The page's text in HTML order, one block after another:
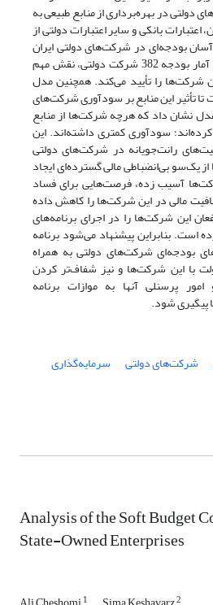
دولتی در بهره‌برداری از منابع طبیعی به
اعتبارات بانکی و سایر اعتبارات دولتی از
بودجه‌ای در شرکت‌های دولتی ایران
است. نتایج برآورد مدلی با آمار بودجه 382 شرکت دولتی، نقش مهم
شرکت‌ها را تأیید می‌کند. همچنین مدل
تأثیر این منابع بر سودآوری شرکت‌های
نشان داد که هر‌چه شرکت‌ها از منابع
سودآوری کمتری داشته‌اند. این
رانت‌جویانه در شرکت‌های دولتی
یک‌سو بی‌انضباطی مالی گسترده‌ای ایجاد
آسیب زده، فرصت‌هایی برای فساد
مالی در این شرکت‌ها را کاهش داده
این شرکت‌ها را در اجرای برنامه‌های
است. بنابراین پیشنهاد می‌شود برنامه
بودجه‌ای شرکت‌های دولتی به همراه
با این شرکت‌ها و نیز شفاف‌تر کردن
پرسنلی آنها به موازات برنامه
شود.
شرکت‌های دولتی سرمایه‌گذاری
Analysis of the Soft Budget
State-Owned Enterprises
1
2